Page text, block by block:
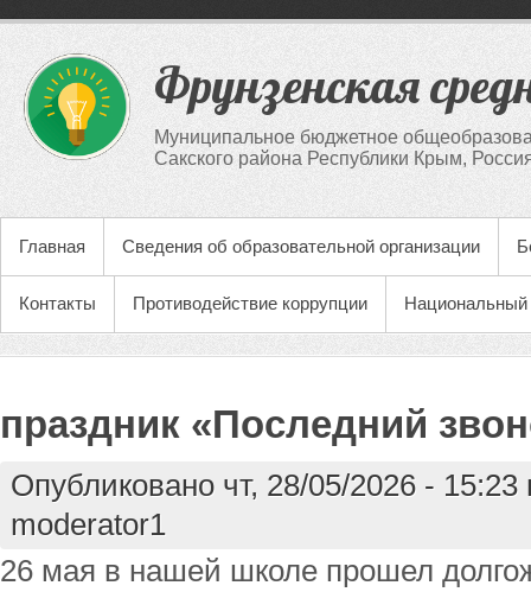
Фрунзенская
Муниципальное бюджетное
Сакского района Республики Крым,
Главная Сведения об образовательной организации
Контакты Противодействие коррупции Национальный
праздник «Последний
Опубликовано чт, 28/05/2026 - 15:23
moderator1
26 мая в нашей школе прошел